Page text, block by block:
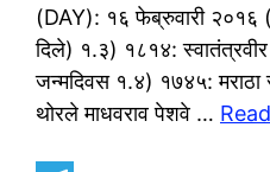
(DAY): १६ फेब्रुवारी २०१६
दिले) १.३) १८१४: स्वातंत्रवीर
जन्मदिवस १.४) १७४५: मराठा
थोरले माधवराव पेशवे …